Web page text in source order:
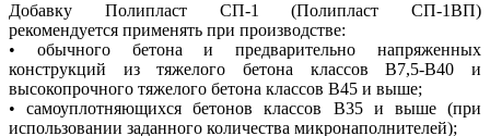
Добавку Полипласт СП-1 (Полипласт СП-1ВП)
рекомендуется применять при производстве:
• обычного бетона и предварительно напряженных
конструкций из тяжелого бетона классов В7,5-В40 и
высокопрочного тяжелого бетона классов В45 и выше;
• самоуплотняющихся бетонов классов В35 и выше (при
использовании заданного количества микронаполнителей);